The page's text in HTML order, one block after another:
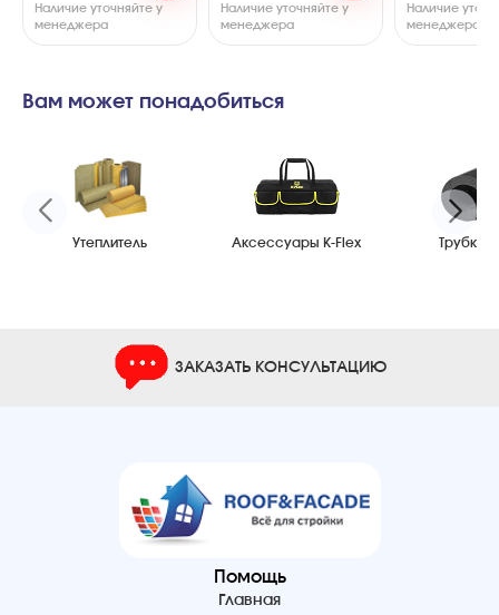
Наличие уточняйте у
менеджера
Наличие уточняйте у
менеджера
Наличие
менеджера
Вам может понадобиться
Утеплитель Аксессуары K-Flex Трубки
ЗАКАЗАТЬ КОНСУЛЬТАЦИЮ
Помощь
Главная